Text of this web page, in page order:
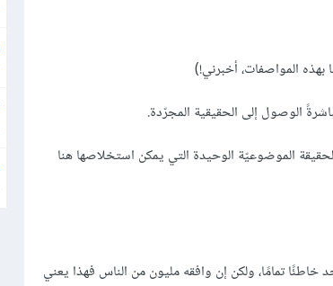
المواصفات، أخبرني!)
الوصول إلى الحقيقية المجرّدة.
أحدهما على صواب، الحقيقة الموضوعيّة الوحيدة التي يمكن استخلاصها هنا
تمامًا، ولكن إن وافقه مليون من الناس فهذا يعني